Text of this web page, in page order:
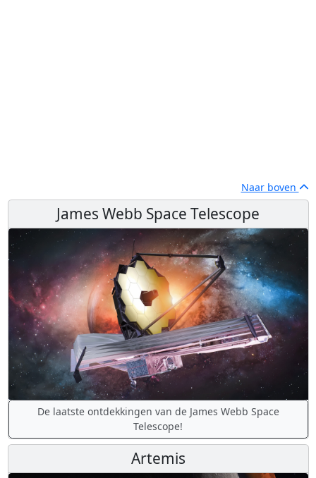
Naar boven
James Webb Space Telescope
De laatste ontdekkingen van de James Webb Space
Telescope!
Artemis